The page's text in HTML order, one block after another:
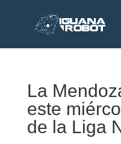
La
este
de la Liga